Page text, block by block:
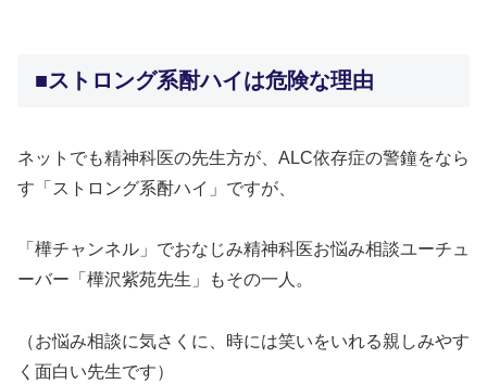
■ストロング系酎ハイは危険な理由
ネットでも精神科医の先生方が、ALC依存症の警鐘をなら
す「ストロング系酎ハイ」ですが、
「樺チャンネル」でおなじみ精神科医お悩み相談ユーチュ
ーバー「樺沢紫苑先生」もその一人。
（お悩み相談に気さくに、時には笑いをいれる親しみやす
く面白い先生です）